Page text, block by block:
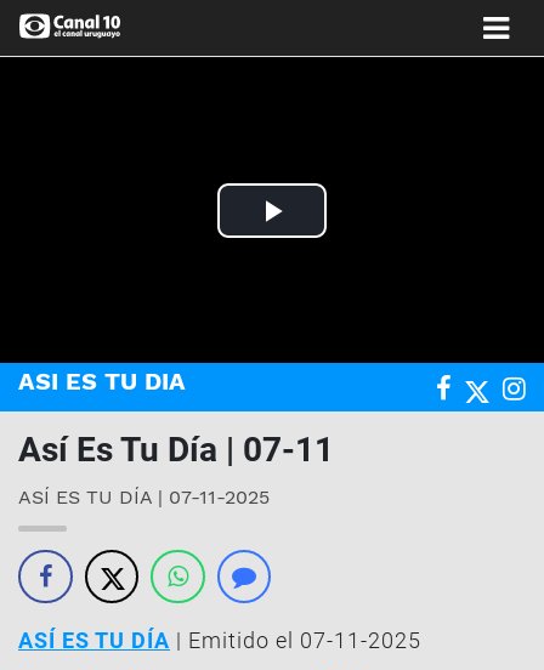
Play
ASI ES TU DIA
Así Es Tu Día | 07-11
ASÍ ES TU DÍA | 07-11-2025
ASÍ ES TU DÍA | Emitido el 07-11-2025